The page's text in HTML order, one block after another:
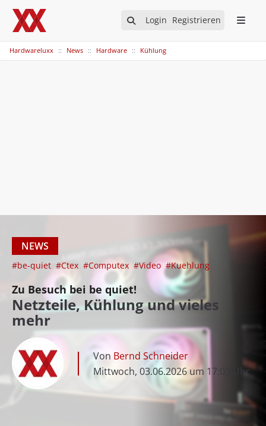
Login Registrieren
Hardwareluxx News Hardware Kühlung
NEWS
#be-quiet #Ctex #Computex #Video #Kuehlung
Zu Besuch bei be quiet!
Netzteile, Kühlung und vieles
mehr
Von Bernd Schneider
Mittwoch, 03.06.2026 um 17:09 Uhr